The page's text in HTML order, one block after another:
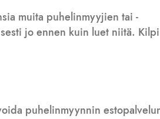
muita puhelinmyyjien tai -
jo ennen kuin luet niitä. Kilpi
puhelinmyynnin